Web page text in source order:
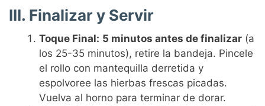
III. Finalizar y Servir
Toque Final: 5 minutos antes de finalizar (a
los 25-35 minutos), retire la bandeja. Pincele
el rollo con mantequilla derretida y
espolvoree las hierbas frescas picadas.
Vuelva al horno para terminar de dorar.